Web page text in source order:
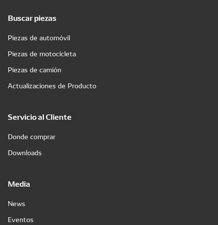
Buscar piezas
Piezas de automóvil
Piezas de motocicleta
Piezas de camión
Actualizaciones de Producto
Servicio al Cliente
Donde comprar
Downloads
Media
News
Eventos